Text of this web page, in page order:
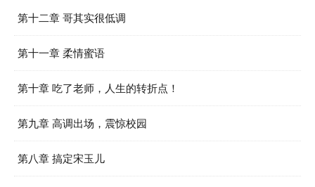
第十二章 哥其实很低调
第十一章 柔情蜜语
第十章 吃了老师，人生的转折点！
第九章 高调出场，震惊校园
第八章 搞定宋玉儿